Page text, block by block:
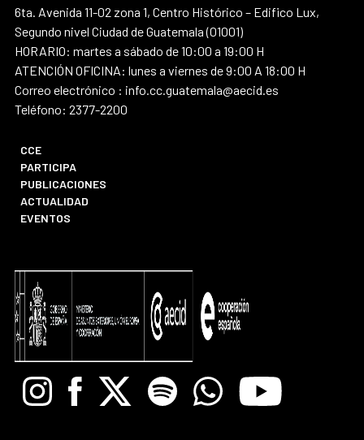
6ta. Avenida 11-02 zona 1, Centro Histórico – Edifico Lux,
Segundo nivel Ciudad de Guatemala (01001)
HORARIO: martes a sábado de 10:00 a 19:00 H
ATENCIÓN OFICINA: lunes a viernes de 9:00 A 18:00 H
Correo electrónico : info.cc.guatemala@aecid.es
Teléfono: 2377-2200
CCE
PARTICIPA
PUBLICACIONES
ACTUALIDAD
EVENTOS
InstagramFacebook
X Spotify WhatsappYoutube